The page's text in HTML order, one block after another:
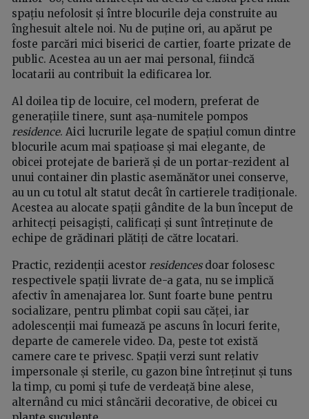
spațiu nefolosit și între blocurile deja construite au
înghesuit altele noi. Nu de puține ori, au apărut pe
foste parcări mici biserici de cartier, foarte prizate de
public. Acestea au un aer mai personal, fiindcă
locatarii au contribuit la edificarea lor.
Al doilea tip de locuire, cel modern, preferat de
generațiile tinere, sunt așa-numitele pompos
residence. Aici lucrurile legate de spațiul comun dintre
blocurile acum mai spațioase și mai elegante, de
obicei protejate de barieră și de un portar-rezident al
unui container din plastic asemănător unei conserve,
au un cu totul alt statut decât în cartierele tradiționale.
Acestea au alocate spații gândite de la bun început de
arhitecți peisagiști, calificați și sunt întreținute de
echipe de grădinari plătiți de către locatari.
Practic, rezidenții acestor residences doar folosesc
respectivele spații livrate de-a gata, nu se implică
afectiv în amenajarea lor. Sunt foarte bune pentru
socializare, pentru plimbat copii sau căței, iar
adolescenții mai fumează pe ascuns în locuri ferite,
departe de camerele video. Da, peste tot există
camere care te privesc. Spații verzi sunt relativ
impersonale și sterile, cu gazon bine întreținut și tuns
la timp, cu pomi și tufe de verdeață bine alese,
alternând cu mici stâncării decorative, de obicei cu